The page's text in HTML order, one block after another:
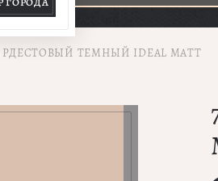
РДЕСТОВЫЙ ТЕМНЫЙ IDEAL MATT